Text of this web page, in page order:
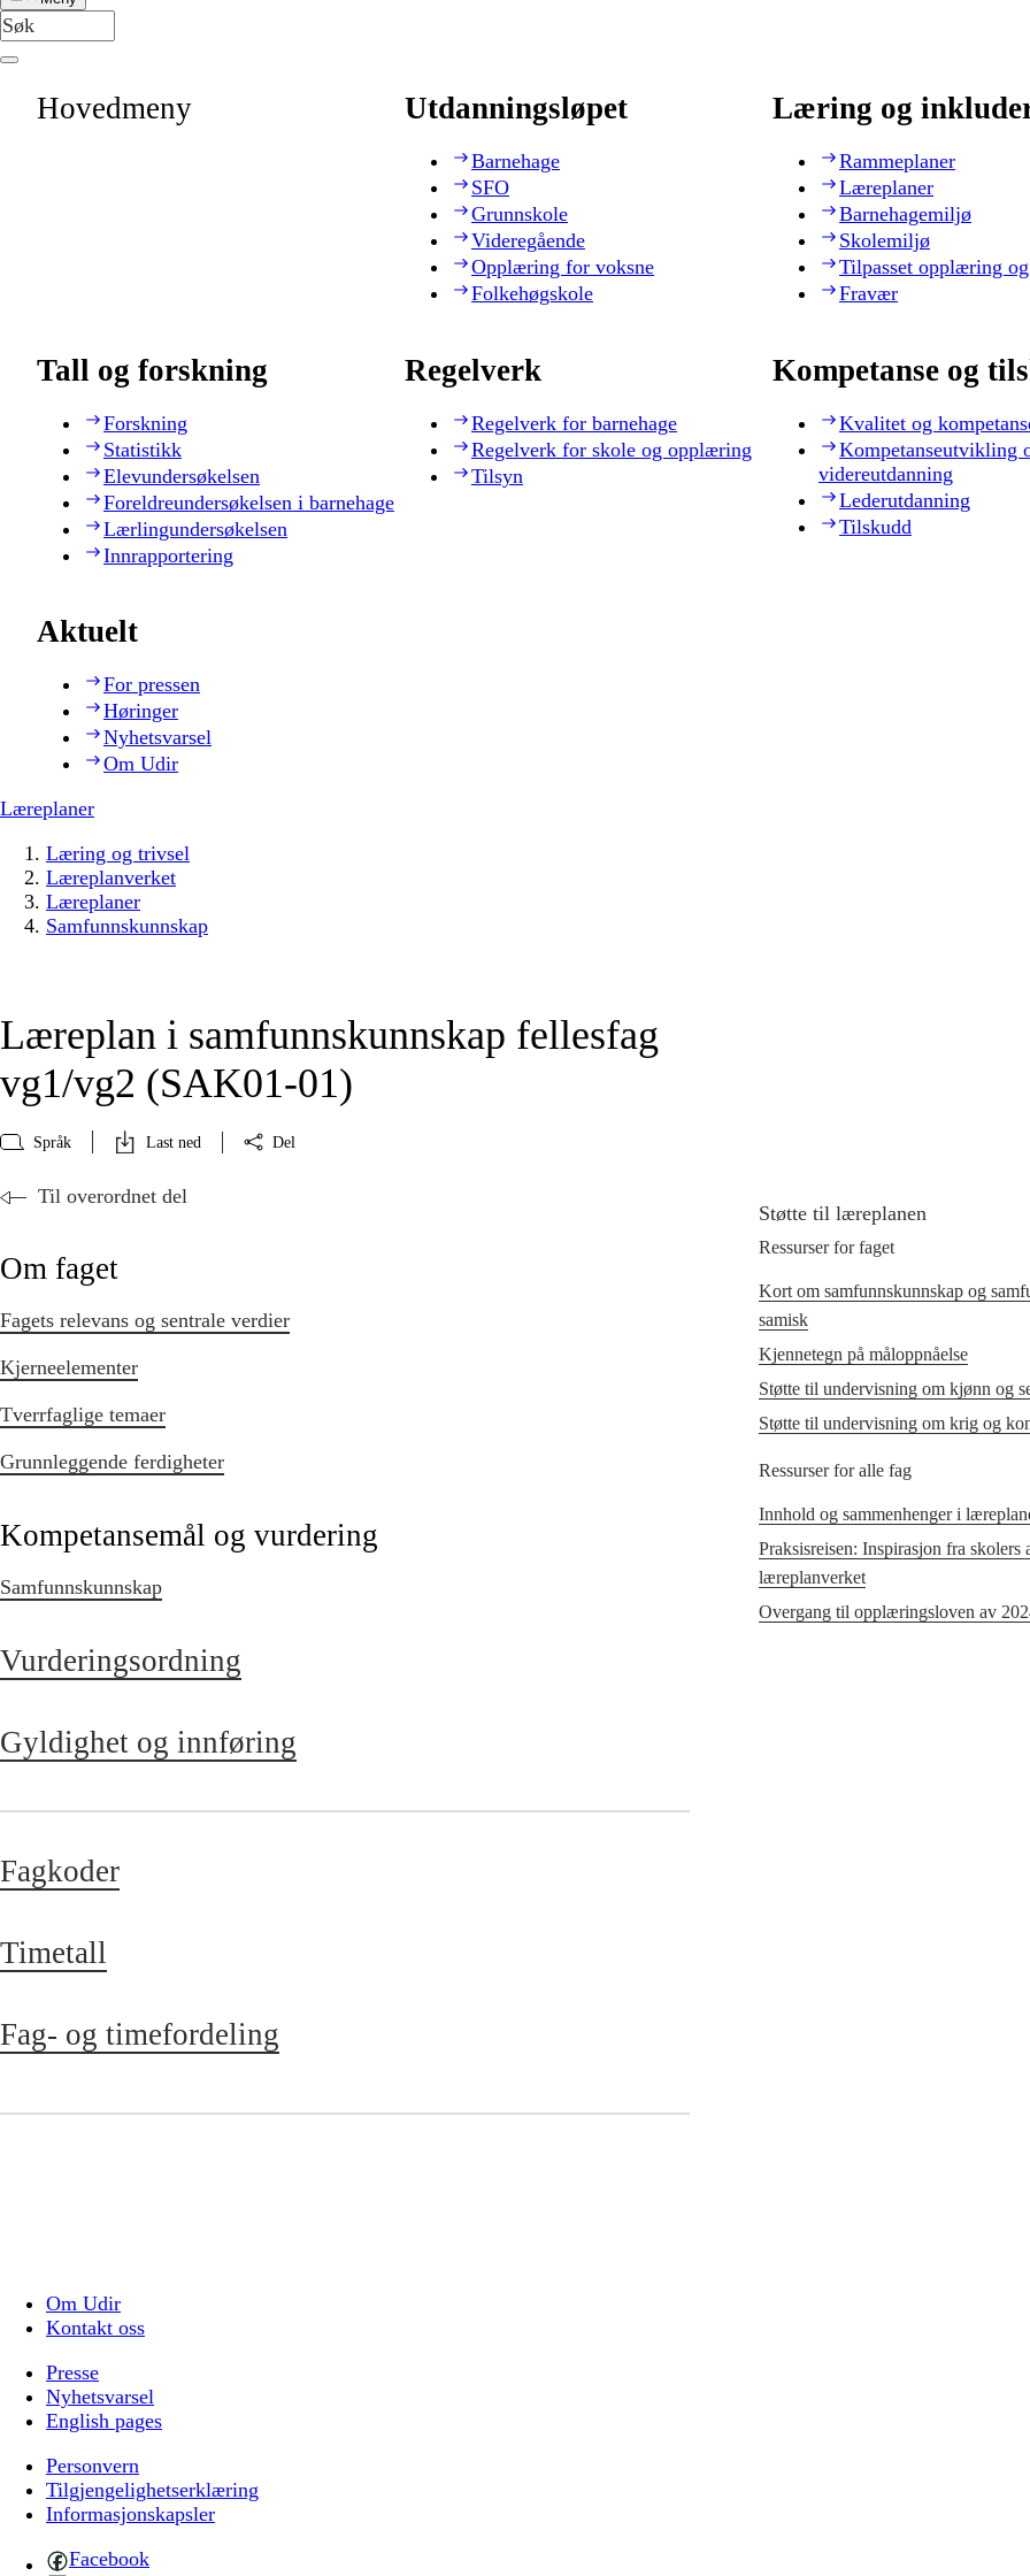
Hovedmeny Utdanningsløpet
Barnehage
SFO
Grunnskole
Videregående
Opplæring for voksne
Folkehøgskole
Læring og
Rammeplaner
Læreplaner
Barnehagemiljø
Skolemiljø
Tilpasset opplæring
Fravær
Tall og forskning
Forskning
Statistikk
Elevundersøkelsen
Foreldreundersøkelsen i barnehage
Lærlingundersøkelsen
Innrapportering
Regelverk
Regelverk for barnehage
Regelverk for skole og opplæring
Tilsyn
Kompetanse og
Kvalitet og
Kompetanseutvikling
videreutdanning
Lederutdanning
Tilskudd
Aktuelt
For pressen
Høringer
Nyhetsvarsel
Om Udir
Læreplaner
Læring og trivsel
Læreplanverket
Læreplaner
Samfunnskunnskap
Læreplan i samfunnskunnskap fellesfag
vg1/vg2 (SAK01‑01)
Språk Last ned Del
Til overordnet del
Om faget
Fagets relevans og sentrale verdier
Kjerneelementer
Tverrfaglige temaer
Grunnleggende ferdigheter
Kompetansemål og vurdering
Samfunnskunnskap
Vurderingsordning
Gyldighet og innføring
Fagkoder
Timetall
Fag- og timefordeling
Støtte til læreplanen
Ressurser for faget
Kort om samfunnskunnskap og
samisk
Kjennetegn på måloppnåelse
Støtte til undervisning om kjønn og
Støtte til undervisning om krig og
Ressurser for alle fag
Innhold og sammenhenger i
Praksisreisen: Inspirasjon fra skolers
læreplanverket
Overgang til opplæringsloven av
Om Udir
Kontakt oss
Presse
Nyhetsvarsel
English pages
Personvern
Tilgjengelighetserklæring
Informasjonskapsler
Facebook